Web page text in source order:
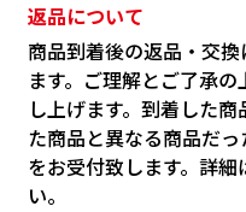
返品について
商品到着後の返品・交
ます。ご理解とご了承
し上げます。到着した
た商品と異なる商品だ
をお受付致します。詳細
い。